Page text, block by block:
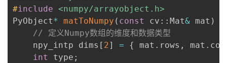
#include <numpy/arrayobject.h>
PyObject* matToNumpy ( const cv :: Mat& mat )
// 定义Numpy数组的维度和数据类型
    npy_intp dims
[ 2] = { mat . rows , mat .
int
type ;